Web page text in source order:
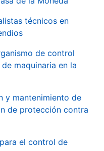
técnicos en
de control
maquinaria en la
y mantenimiento de
de protección contra
el control de